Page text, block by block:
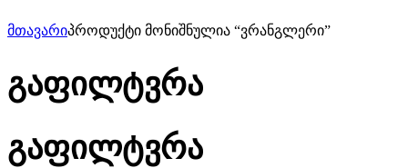
მთავარიპროდუქტი მონიშნულია “ვრანგლერი”
გაფილტვრა
გაფილტვრა